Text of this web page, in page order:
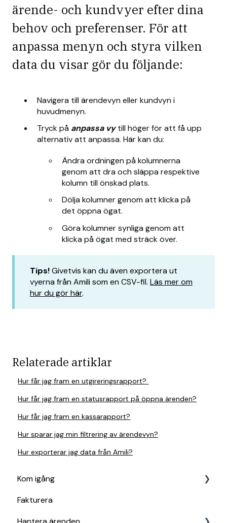
ärende- och kundvyer efter dina
behov och preferenser. För att
anpassa menyn och styra vilken
data du visar gör du följande:
Navigera till ärendevyn eller kundvyn i
huvudmenyn.
Tryck på anpassa vytill höger för att få upp
alternativ att anpassa. Här kan du:
Ändra ordningen på kolumnerna
genom att dra och släppa respektive
kolumn till önskad plats.
Dölja kolumner genom att klicka på
det öppna ögat.
Göra kolumner synliga genom att
klicka på ögat med sträck över.
Tips!Givetvis kan du även exportera ut
vyerna från Amili som en CSV-fil. Läs mer om
hur du gör här.
Relaterade artiklar
Hur får jag fram en utgireringsrapport?
Hur får jag fram en statusrapport på öppna ärenden?
Hur får jag fram en kassarapport?
Hur sparar jag min filtrering av ärendevyn?
Hur exporterar jag data från Amili?
Kom igång
Kom igång i Amili
Fakturera